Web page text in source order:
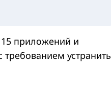
приложений и
устранить